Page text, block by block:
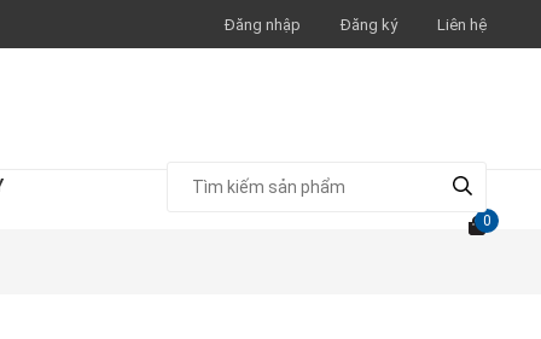
Đăng nhập Đăng ký Liên hệ
0